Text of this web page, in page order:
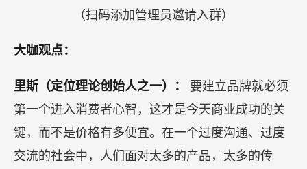
（扫码添加管理员邀请入群）